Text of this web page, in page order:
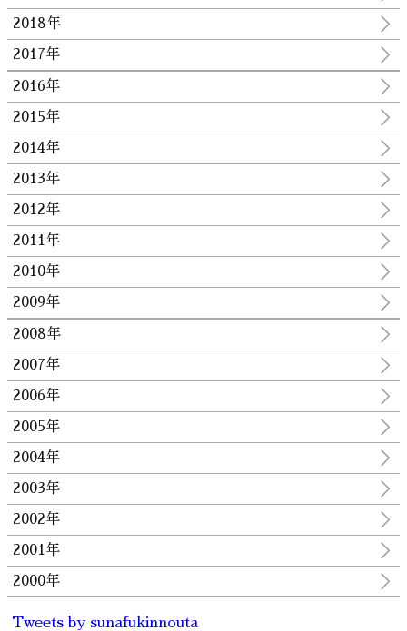
2018年
2017年
2016年
2015年
2014年
2013年
2012年
2011年
2010年
2009年
2008年
2007年
2006年
2005年
2004年
2003年
2002年
2001年
2000年
Tweets by sunafukinnouta